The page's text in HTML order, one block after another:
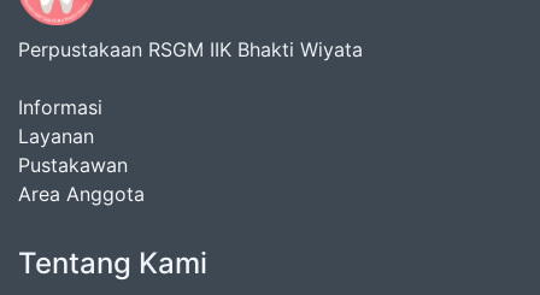
Perpustakaan RSGM IIK Bhakti Wiyata
Informasi
Layanan
Pustakawan
Area Anggota
Tentang Kami